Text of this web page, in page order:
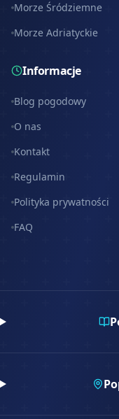
Morze Śródziemne
Morze Adriatyckie
Informacje
Blog pogodowy
O nas
Kontakt
Regulamin
Polityka prywatności
FAQ